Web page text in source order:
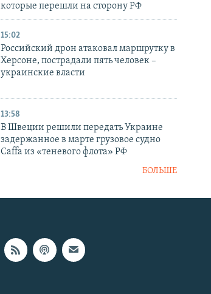
которые перешли на сторону РФ
15:02
Российский дрон атаковал маршрутку в
Херсоне, пострадали пять человек –
украинские власти
13:58
В Швеции решили передать Украине
задержанное в марте грузовое судно
Caffa из «теневого флота» РФ
БОЛЬШЕ